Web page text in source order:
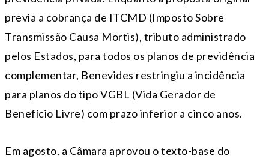
previa a cobrança de ITCMD (Imposto Sobre
Transmissão Causa Mortis), tributo administrado
pelos Estados, para todos os planos de previdência
complementar, Benevides restringiu a incidência
para planos do tipo VGBL (Vida Gerador de
Benefício Livre) com prazo inferior a cinco anos.
Em agosto, a Câmara aprovou o texto-base do